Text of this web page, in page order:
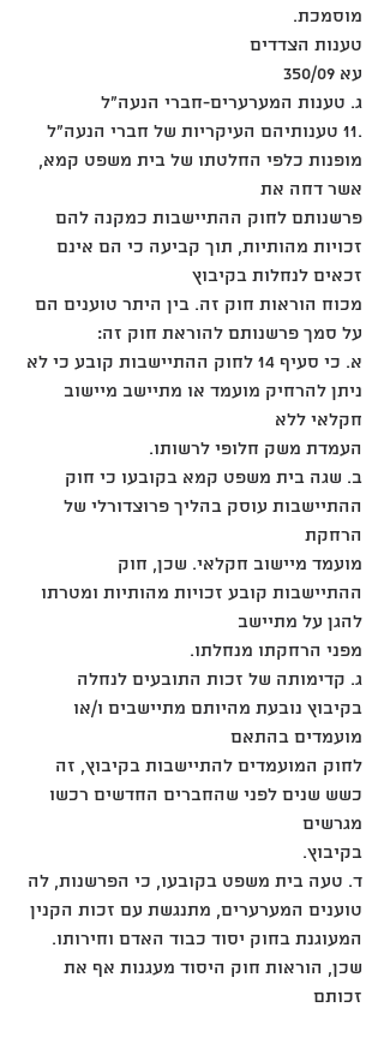
מוסמכת.
טענות הצדדים
עא 350/09
ג. טענות המערערים-חברי הנעה"ל
.11 טענותיהם העיקריות של חברי הנעה"ל
מופנות כלפי החלטתו של בית משפט קמא,
אשר דחה את
פרשנותם לחוק ההתיישבות כמקנה להם
זכויות מהותיות, תוך קביעה כי הם אינם
זכאים לנחלות בקיבוץ
מכוח הוראות חוק זה. בין היתר טוענים הם
על סמך פרשנותם להוראת חוק זה:
א. כי סעיף 14 לחוק ההתיישבות קובע כי לא
ניתן להרחיק מועמד או מתיישב מיישוב
חקלאי ללא
העמדת משק חלופי לרשותו.
ב. שגה בית משפט קמא בקובעו כי חוק
ההתיישבות עוסק בהליך פרוצדורלי של
הרחקת
מועמד מיישוב חקלאי. שכן, חוק
ההתיישבות קובע זכויות מהותיות ומטרתו
להגן על מתיישב
מפני הרחקתו מנחלתו.
ג. קדימותה של זכות התובעים לנחלה
בקיבוץ נובעת מהיותם מתיישבים ו/או
מועמדים בהתאם
לחוק המועמדים להתיישבות בקיבוץ, זה
כשש שנים לפני שהחברים החדשים רכשו
מגרשים
בקיבוץ.
ד. טעה בית משפט בקובעו, כי הפרשנות, לה
טוענים המערערים, מתנגשת עם זכות הקנין
המעוגנת בחוק יסוד כבוד האדם וחירותו.
שכן, הוראות חוק היסוד מעגנות אף את
זכותם